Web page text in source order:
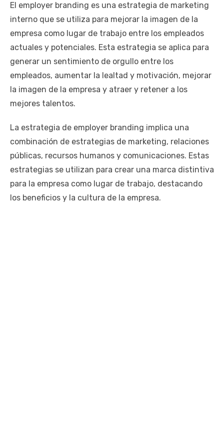
El employer branding es una estrategia de marketing
interno que se utiliza para mejorar la imagen de la
empresa como lugar de trabajo entre los empleados
actuales y potenciales. Esta estrategia se aplica para
generar un sentimiento de orgullo entre los
empleados, aumentar la lealtad y motivación, mejorar
la imagen de la empresa y atraer y retener a los
mejores talentos.
La estrategia de employer branding implica una
combinación de estrategias de marketing, relaciones
públicas, recursos humanos y comunicaciones. Estas
estrategias se utilizan para crear una marca distintiva
para la empresa como lugar de trabajo, destacando
los beneficios y la cultura de la empresa.